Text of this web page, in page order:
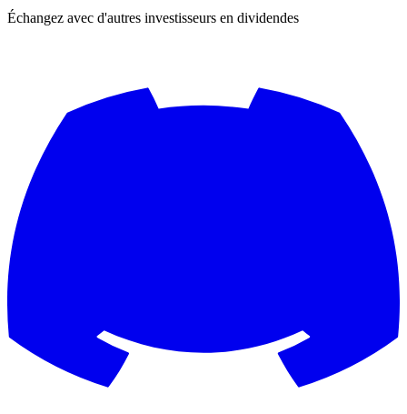
Échangez avec d'autres investisseurs en dividendes